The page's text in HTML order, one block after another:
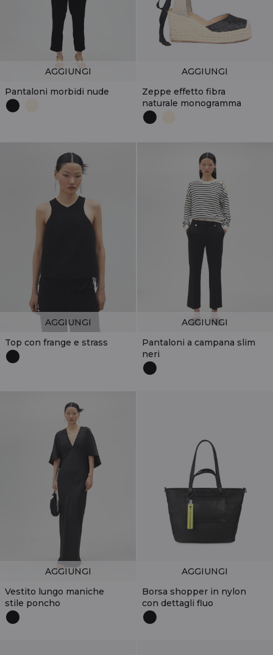
Pantaloni morbidi nude
AGGIUNGI
Zeppe effetto fibra
naturale monogramma
AGGIUNGI
Top con frange e strass
AGGIUNGI
Pantaloni a campana slim
neri
AGGIUNGI
Vestito lungo maniche
stile poncho
AGGIUNGI
Borsa shopper in nylon
con dettagli fluo
AGGIUNGI